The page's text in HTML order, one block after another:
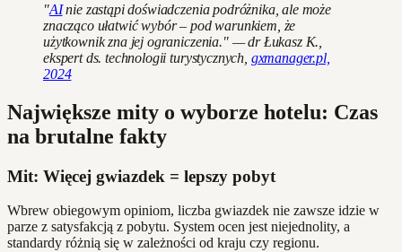
"AInie zastąpi doświadczenia podróżnika, ale może
znacząco ułatwić wybór – pod warunkiem, że
użytkownik zna jej ograniczenia." — dr Łukasz K.,
ekspert ds. technologii turystycznych, gxmanager.pl,
2024
Największe mity o wyborze hotelu: Czas
na brutalne fakty
Mit: Więcej gwiazdek = lepszy pobyt
Wbrew obiegowym opiniom, liczba gwiazdek nie zawsze idzie w
parze z satysfakcją z pobytu. System ocen jest niejednolity, a
standardy różnią się w zależności od kraju czy regionu.